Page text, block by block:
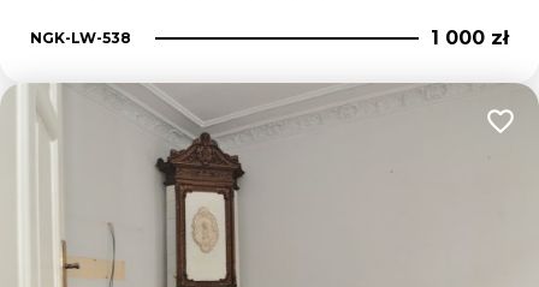
NGK-LW-538 1 000 zł